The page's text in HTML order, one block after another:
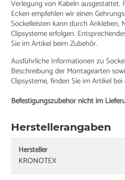
Verlegung von Kabeln ausgestattet.
Ecken empfehlen wir einen
Sockelleisten kann durch Ankleben,
Clipsysteme erfolgen.
Sie im Artikel beim Zubehör.
Ausführliche Informationen zu
Beschreibung der Montagearten
Clipsysteme, finden Sie im Artikel
Befestigungszubehör nicht im
Herstellerangaben
Hersteller
KRONOTEX